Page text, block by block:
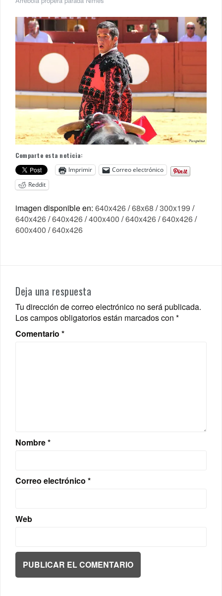
Comparte esta noticia:
Imprimir
Correo electrónico
Reddit
imagen disponible en: 640x426/68x68 /300x199 /
640x426/640x426/400x400 /640x426/640x426/
600x400 /640x426
Deja una respuesta
Tu dirección de correo electrónico no será publicada.
Los campos obligatorios están marcados con *
Comentario *
Nombre*
Correo electrónico *
Web